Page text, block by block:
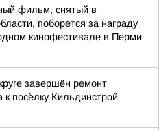
фильм, снятый в
поборется за награду
кинофестивале в Перми
завершён ремонт
к посёлку Кильдинстрой